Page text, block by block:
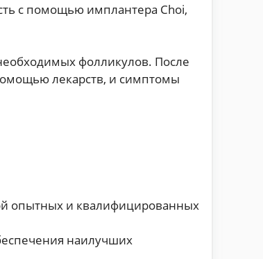
с помощью имплантера Choi,
фолликулов. После
лекарств, и симптомы
опытных и квалифицированных
наилучших